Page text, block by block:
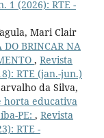
1 (2026): RTE -
Mari Clair
DO BRINCAR NA
, Revista
RTE (jan.-jun.)
da Silva,
horta educativa
PE: , Revista
RTE -